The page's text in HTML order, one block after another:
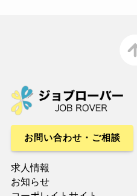
お問い合わせ・ご相談
求人情報
お知らせ